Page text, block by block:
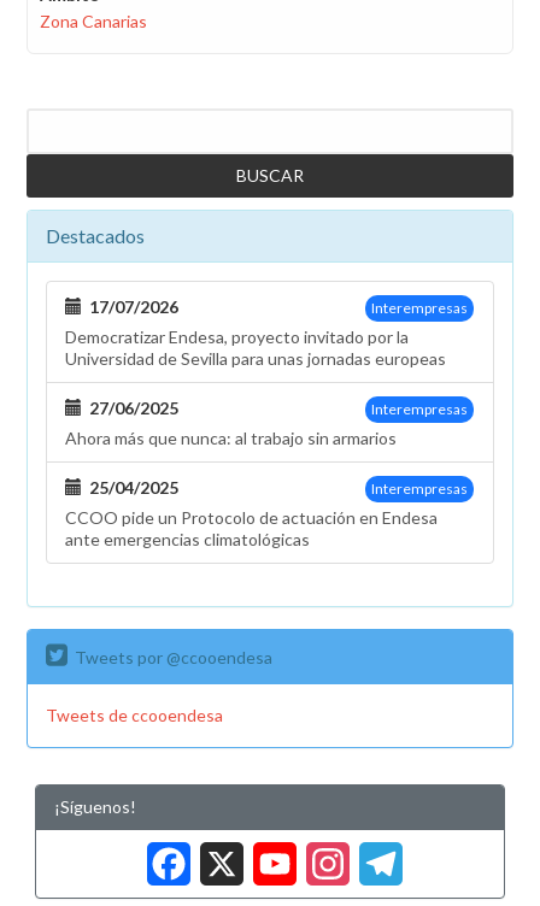
Zona Canarias
Destacados
Interempresas
17/07/2026
Democratizar Endesa, proyecto invitado por la
Universidad de Sevilla para unas jornadas europeas
Interempresas
27/06/2025
Ahora más que nunca: al trabajo sin armarios
Interempresas
25/04/2025
CCOO pide un Protocolo de actuación en Endesa
ante emergencias climatológicas
Tweets por @ccooendesa
Tweets de ccooendesa
¡Síguenos!
Facebook
X